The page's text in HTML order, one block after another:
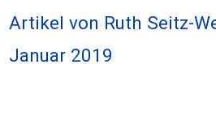
Artikel von Ruth Seitz-
Januar 2019